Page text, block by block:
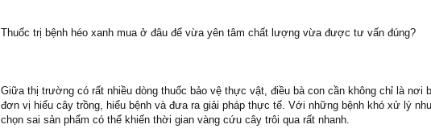
Thuốc trị bệnh héo xanh mua ở đâu để vừa yên tâm chất lượng vừa được tư vấn đúng?
Giữa thị trường có rất nhiều dòng thuốc bảo vệ thực vật, điều bà con cần không chỉ là nơi
đơn vị hiểu cây trồng, hiểu bệnh và đưa ra giải pháp thực tế. Với những bệnh khó xử lý
chọn sai sản phẩm có thể khiến thời gian vàng cứu cây trôi qua rất nhanh.